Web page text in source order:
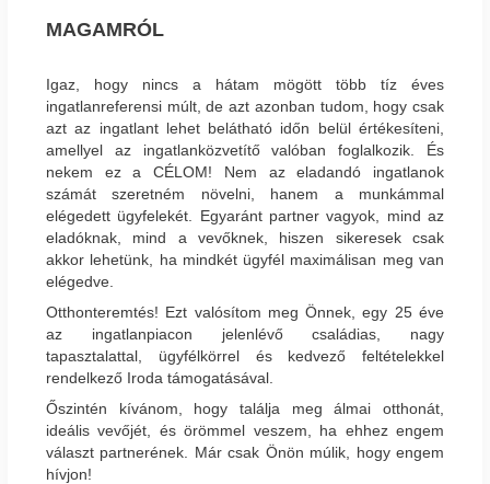
MAGAMRÓL
Igaz, hogy nincs a hátam mögött több tíz éves
ingatlanreferensi múlt, de azt azonban tudom, hogy csak
azt az ingatlant lehet belátható időn belül értékesíteni,
amellyel az ingatlanközvetítő valóban foglalkozik. És
nekem ez a CÉLOM! Nem az eladandó ingatlanok
számát szeretném növelni, hanem a munkámmal
elégedett ügyfelekét. Egyaránt partner vagyok, mind az
eladóknak, mind a vevőknek, hiszen sikeresek csak
akkor lehetünk, ha mindkét ügyfél maximálisan meg van
elégedve.
Otthonteremtés! Ezt valósítom meg Önnek, egy 25 éve
az ingatlanpiacon jelenlévő családias, nagy
tapasztalattal, ügyfélkörrel és kedvező feltételekkel
rendelkező Iroda támogatásával.
Őszintén kívánom, hogy találja meg álmai otthonát,
ideális vevőjét, és örömmel veszem, ha ehhez engem
választ partnerének. Már csak Önön múlik, hogy engem
hívjon!